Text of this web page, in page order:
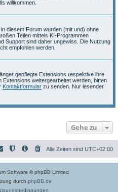
willkommen.
diesem Forum wurden (mit und) ohne
Teilen mittels KI-Programmen
Support sind daher ungewiss. Die Nutzung
empfohlen werden.
gepflegte Extensions respektive ihre
Extensions weitergearbeitet werden, bitten
Kontaktformular zu senden. Nur lesender
Gehe zu
Alle Zeiten sind UTC+02:00
Software © phpBB Limited
durch phpBB.de